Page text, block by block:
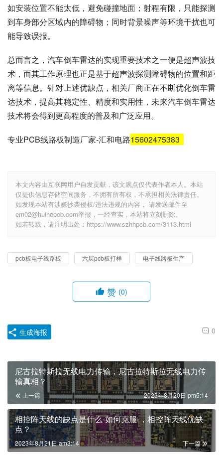
如安装位置不能太低，避免碰撞地面；射程有限，只能探测
到车身部分区域内的障碍物；同时背景噪声等环境干扰也可
能导致误报。
总而言之，汽车倒车雷达的实现重要技术之一便是超声波技
术，而其工作原理也正是基于超声波探测障碍物的位置和距
离等信息。针对上述优缺点，相关厂商正在不断优化倒车雷
达技术，提高其稳定性、精度和实用性，未来汽车倒车雷达
技术将会得到更高程度的普及和广泛应用。
专业PCB线路板制造厂家-汇和电路15602475383
本文内容由互联网用户自发贡献，该文观点仅代表作者本人。本站
仅提供信息存储空间服务，不拥有所有权，不承担相关法律责任。
如发现本站有涉嫌抄袭侵权/违法违规的内容， 请发送邮件至
em02@huihepcb.com举报，一经查实，本站将立刻删除。
如若转载，请注明出处：https://www.szhhpcb.com/3113.html
pcb板电子线路板 六层pcb板打样 电子线路板生产
赞 (0)
0
生成海报
尼古拉特斯拉无线电力传输，尼古拉特斯拉无线电力传
输真相？
上一篇 2023年8月20日 pm5:14
相控阵天线的缺点是什么-如何克服-，相控阵天线优缺
点？
下一篇
2023年8月21日 am3:14